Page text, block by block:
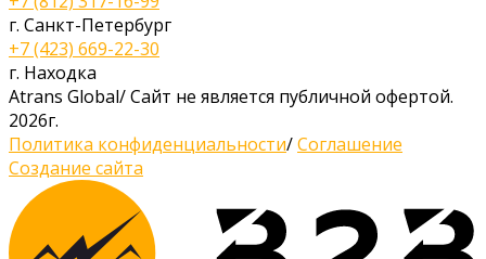
г. Санкт-Петербург
+7 (423) 669-22-30
г. Находка
Atrans Global/Сайт не является публичной офертой.
2026г.
Политика конфиденциальности/Соглашение
Создание сайта